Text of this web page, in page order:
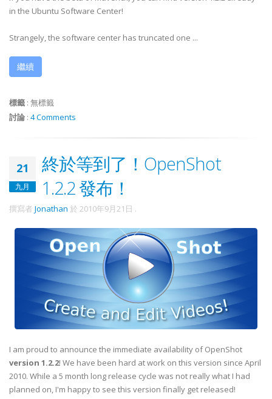
in the Ubuntu Software Center!
Strangely, the software center has truncated one ...
繼續
標籤 : 無標籤
討論 : 4 Comments
21
九月
終於等到了！OpenShot
1.2.2 發布！
撰寫者 Jonathan 於 2010年9月21日 .
I am proud to announce the immediate availability of OpenShot
version 1.2.2! We have been hard at work on this version since April
2010. While a 5 month long release cycle was not really what I had
planned on, I'm happy to see this version finally get released!